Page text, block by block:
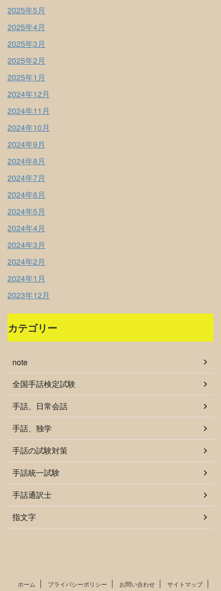
2025年5月
2025年4月
2025年3月
2025年2月
2025年1月
2024年12月
2024年11月
2024年10月
2024年9月
2024年8月
2024年7月
2024年6月
2024年5月
2024年4月
2024年3月
2024年2月
2024年1月
2023年12月
カテゴリー
note
全国手話検定試験
手話、日常会話
手話、独学
手話の試験対策
手話統一試験
手話通訳士
指文字
ホーム プライバシーポリシー お問い合わせ サイトマップ